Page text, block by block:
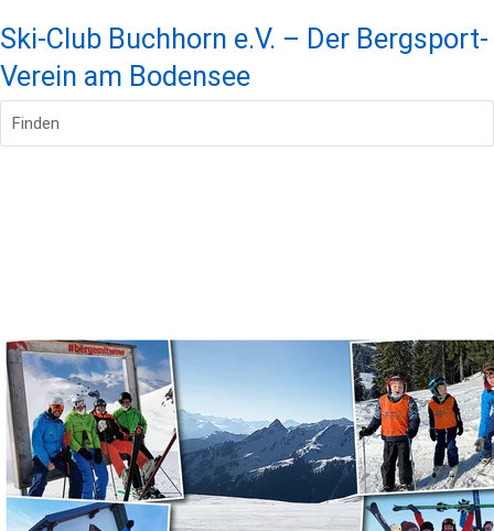
Ski-Club Buchhorn e.V. – Der Bergsport-
Verein am Bodensee
Finden